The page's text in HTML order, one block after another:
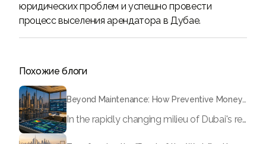
юридических проблем и успешно провести
процесс выселения арендатора в Дубае.
Похожие блоги
In the rapidly changing milieu of Dubai's real estate sector, the year 2026 has triggered a substantial change in baggage handling practices. We have progressed beyond time when asset handling is simply a matter of "repairing leaks" or "accumulating bills". Currently, prudent businesses, builders and residents expect a more enhanced priority: preventive money governance.